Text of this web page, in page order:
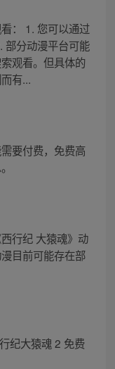
： 1. 您可以通过
部分动漫平台可能
观看。但具体的
有...
要付费，免费高
行纪 大猿魂》动
目前可能存在部
纪大猿魂 2 免费